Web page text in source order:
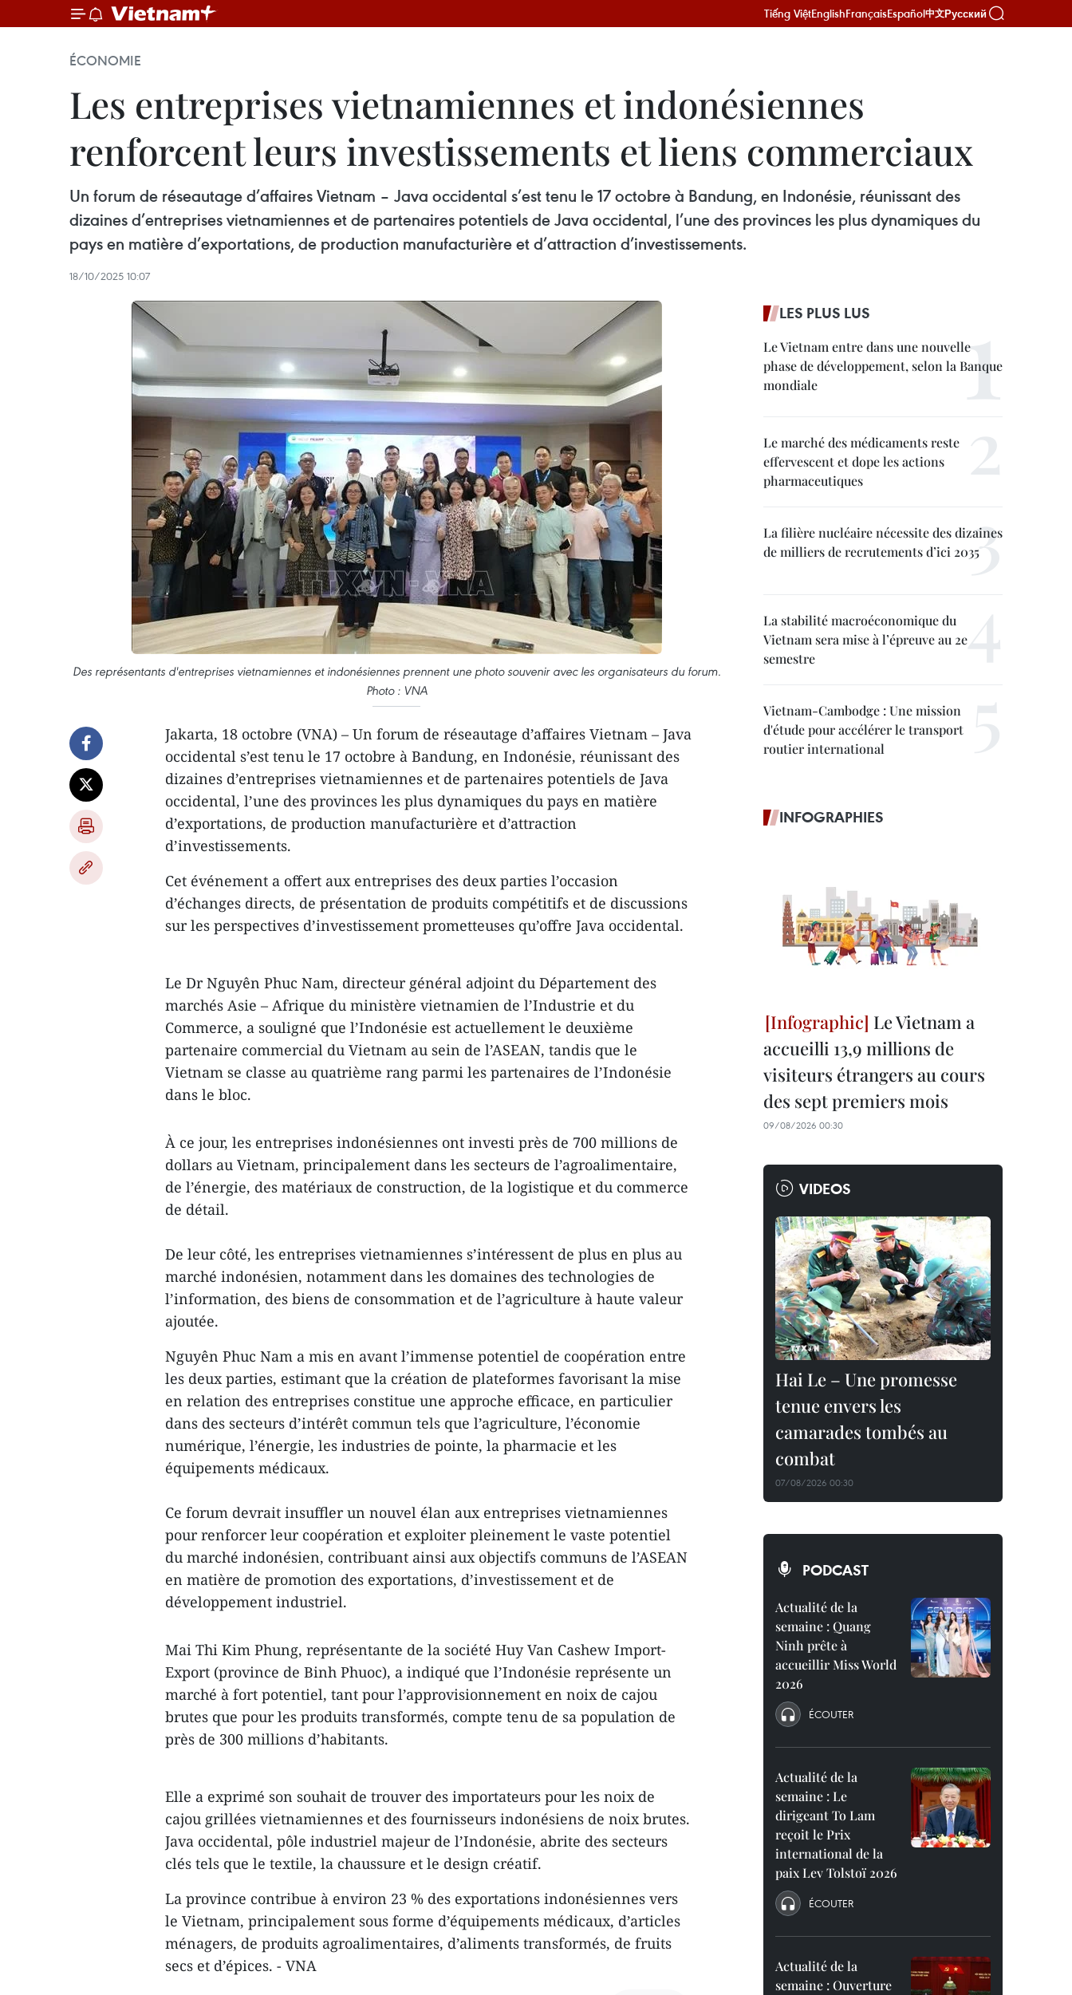
Tiếng ViệtEnglishFrançaisEspañol中文Русский
ÉCONOMIE
Les entreprises vietnamiennes et indonésiennes
renforcent leurs investissements et liens commerciaux
Un forum de réseautage d’affaires Vietnam – Java occidental s’est tenu le 17 octobre à Bandung, en Indonésie, réunissant des
dizaines d’entreprises vietnamiennes et de partenaires potentiels de Java occidental, l’une des provinces les plus dynamiques du
pays en matière d’exportations, de production manufacturière et d’attraction d’investissements.
18/10/2025 10:07
Des représentants d'entreprises vietnamiennes et indonésiennes prennent une photo souvenir avec les organisateurs du forum.
Photo : VNA
Jakarta, 18 octobre (VNA) – Un forum de réseautage d’affaires Vietnam – Java
occidental s’est tenu le 17 octobre à Bandung, en Indonésie, réunissant des
dizaines d’entreprises vietnamiennes et de partenaires potentiels de Java
occidental, l’une des provinces les plus dynamiques du pays en matière
d’exportations, de production manufacturière et d’attraction
d’investissements.
Cet événement a offert aux entreprises des deux parties l’occasion
d’échanges directs, de présentation de produits compétitifs et de discussions
sur les perspectives d’investissement prometteuses qu’offre Java occidental.
Le Dr Nguyên Phuc Nam, directeur général adjoint du Département des
marchés Asie – Afrique du ministère vietnamien de l’Industrie et du
Commerce, a souligné que l’Indonésie est actuellement le deuxième
partenaire commercial du Vietnam au sein de l’ASEAN, tandis que le
Vietnam se classe au quatrième rang parmi les partenaires de l’Indonésie
dans le bloc.
À ce jour, les entreprises indonésiennes ont investi près de 700 millions de
dollars au Vietnam, principalement dans les secteurs de l’agroalimentaire,
de l’énergie, des matériaux de construction, de la logistique et du commerce
de détail.
De leur côté, les entreprises vietnamiennes s’intéressent de plus en plus au
marché indonésien, notamment dans les domaines des technologies de
l’information, des biens de consommation et de l’agriculture à haute valeur
ajoutée.
Nguyên Phuc Nam a mis en avant l’immense potentiel de coopération entre
les deux parties, estimant que la création de plateformes favorisant la mise
en relation des entreprises constitue une approche efficace, en particulier
dans des secteurs d’intérêt commun tels que l’agriculture, l’économie
numérique, l’énergie, les industries de pointe, la pharmacie et les
équipements médicaux.
Ce forum devrait insuffler un nouvel élan aux entreprises vietnamiennes
pour renforcer leur coopération et exploiter pleinement le vaste potentiel
du marché indonésien, contribuant ainsi aux objectifs communs de l’ASEAN
en matière de promotion des exportations, d’investissement et de
développement industriel.
Mai Thi Kim Phung, représentante de la société Huy Van Cashew Import-
Export (province de Binh Phuoc), a indiqué que l’Indonésie représente un
marché à fort potentiel, tant pour l’approvisionnement en noix de cajou
brutes que pour les produits transformés, compte tenu de sa population de
près de 300 millions d’habitants.
Elle a exprimé son souhait de trouver des importateurs pour les noix de
cajou grillées vietnamiennes et des fournisseurs indonésiens de noix brutes.
Java occidental, pôle industriel majeur de l’Indonésie, abrite des secteurs
clés tels que le textile, la chaussure et le design créatif.
La province contribue à environ 23 % des exportations indonésiennes vers
le Vietnam, principalement sous forme d’équipements médicaux, d’articles
ménagers, de produits agroalimentaires, d’aliments transformés, de fruits
secs et d’épices. - VNA
LES PLUS LUS
Le Vietnam entre dans une nouvelle
phase de développement, selon la Banque
mondiale
Le marché des médicaments reste
effervescent et dope les actions
pharmaceutiques
La filière nucléaire nécessite des dizaines
de milliers de recrutements d’ici 2035
La stabilité macroéconomique du
Vietnam sera mise à l’épreuve au 2e
semestre
Vietnam-Cambodge : Une mission
d'étude pour accélérer le transport
routier international
INFOGRAPHIES
Le Vietnam a
accueilli 13,9 millions de
visiteurs étrangers au cours
des sept premiers mois
09/08/2026 00:30
VIDEOS
Hai Le – Une promesse
tenue envers les
camarades tombés au
combat
07/08/2026 00:30
PODCAST
Actualité de la
semaine : Quang
Ninh prête à
accueillir Miss World
2026
ÉCOUTER
Actualité de la
semaine : Le
dirigeant To Lam
reçoit le Prix
international de la
paix Lev Tolstoï 2026
ÉCOUTER
Actualité de la
semaine : Ouverture